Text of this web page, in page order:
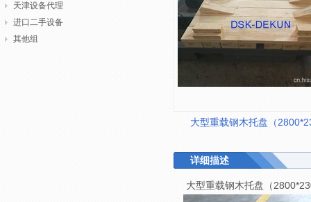
天津设备代理
进口二手设备
其他组
大型重载钢木托盘（
详细描述
大型重载钢木托盘（